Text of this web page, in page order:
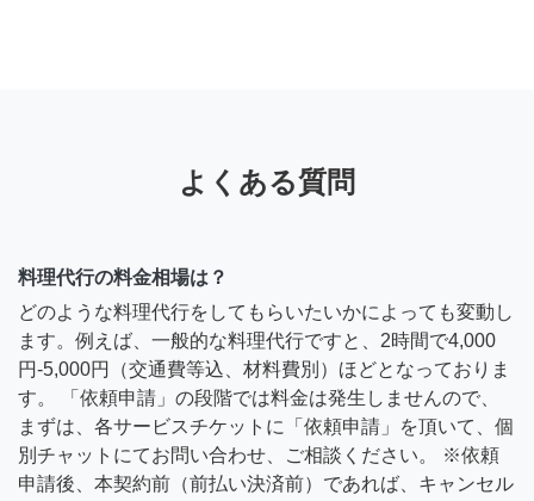
よくある質問
料理代行の料金相場は？
どのような料理代行をしてもらいたいかによっても変動し
ます。例えば、一般的な料理代行ですと、2時間で4,000
円-5,000円（交通費等込、材料費別）ほどとなっておりま
す。 「依頼申請」の段階では料金は発生しませんので、
まずは、各サービスチケットに「依頼申請」を頂いて、個
別チャットにてお問い合わせ、ご相談ください。 ※依頼
申請後、本契約前（前払い決済前）であれば、キャンセル